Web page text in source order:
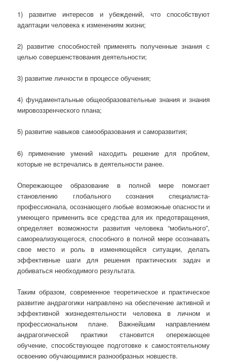
1) развитие интересов и убеждений, что способствуют
адаптации человека к изменениям жизни;
2) развитие способностей применять полученные знания с
целью совершенствования деятельности;
3) развитие личности в процессе обучения;
4) фундаментальные общеобразовательные знания и знания
мировоззренческого плана;
5) развитие навыков самообразования и саморазвития;
6) применение умений находить решение для проблем,
которые не встречались в деятельности ранее.
Опережающее образование в полной мере помогает
становлению глобального сознания специалиста-
профессионала, осознающего любые возможные опасности и
умеющего применить все средства для их предотвращения,
определяет возможности развития человека “мобильного”,
самореализующегося, способного в полной мере осознавать
свое место и роль в изменяющейся ситуации, делать
эффективные шаги для решения практических задач и
добиваться необходимого результата.
Таким образом, современное теоретическое и практическое
развитие андрагогики направлено на обеспечение активной и
эффективной жизнедеятельности человека в личном и
профессиональном плане. Важнейшим направлением
андрагогической практики становится опережающее
обучение, способствующее подготовке к самостоятельному
освоению обучающимися разнообразных новшеств.